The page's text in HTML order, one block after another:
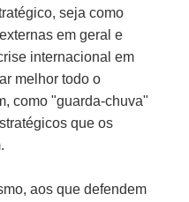
seja como
em geral e
internacional em
melhor todo o
como "guarda-chuva"
que os
aos que defendem